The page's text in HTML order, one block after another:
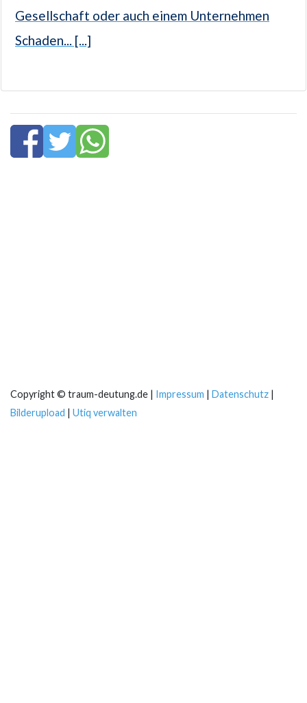
Gesellschaft oder auch einem Unternehmen
Schaden... [...]
Copyright © traum-deutung.de | Impressum | Datenschutz |
Bilderupload | Utiq verwalten